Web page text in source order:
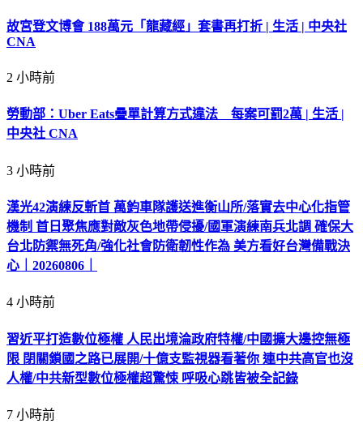
故宮登文博會 188萬元「龍藏經」套書再打折 | 生活 | 中央社
CNA
2 小時前
勞動部：Uber Eats疊單計算方式違法 每案可罰2萬 | 生活 |
中央社 CNA
3 小時前
漢光42演練反斬首 萬鈞車隊護送進衡山所/落實去中心化指管
機制 首日聚焦應對敵灰色地帶侵擾/國軍演練南兵北調 確保大
台北防禦無死角/強化社會防衛韌性作為 美方看好台灣備戰決
心｜20260806｜
4 小時前
習近平打造數位極權 人民出境淪政府特權/中國擴大邊控無極
限 閉關鎖國之路已展開/十億支監視器看著你 連中共高官也沒
人權/中共新型數位極權超驚悚 呼吸心跳皆被全記錄
7 小時前